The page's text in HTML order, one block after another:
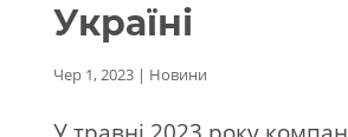
Україні
Чер 1, 2023| Новини